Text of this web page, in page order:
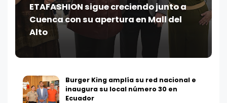
ETAFASHION sigue creciendo junto a
Cuenca con su apertura en Mall del
Alto
Burger King amplía su red nacional e
inaugura su local número 30 en
Ecuador